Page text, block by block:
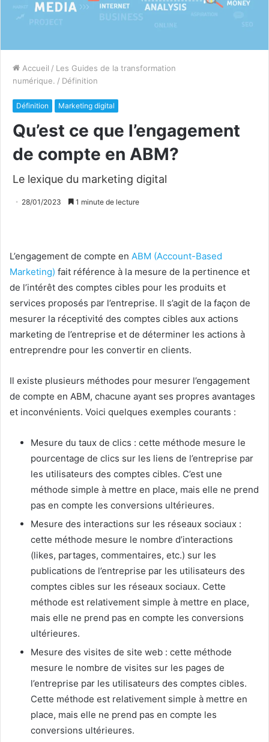
Accueil / Les Guides de la transformation
numérique. / Définition
Définition Marketing digital
Qu’est ce que l’engagement
de compte en ABM?
Le lexique du marketing digital
28/01/2023 1 minute de lecture
L’engagement de compte en ABM (Account-Based
Marketing) fait référence à la mesure de la pertinence et
de l’intérêt des comptes cibles pour les produits et
services proposés par l’entreprise. Il s’agit de la façon de
mesurer la réceptivité des comptes cibles aux actions
marketing de l’entreprise et de déterminer les actions à
entreprendre pour les convertir en clients.
Il existe plusieurs méthodes pour mesurer l’engagement
de compte en ABM, chacune ayant ses propres avantages
et inconvénients. Voici quelques exemples courants :
Mesure du taux de clics : cette méthode mesure le
pourcentage de clics sur les liens de l’entreprise par
les utilisateurs des comptes cibles. C’est une
méthode simple à mettre en place, mais elle ne prend
pas en compte les conversions ultérieures.
Mesure des interactions sur les réseaux sociaux :
cette méthode mesure le nombre d’interactions
(likes, partages, commentaires, etc.) sur les
publications de l’entreprise par les utilisateurs des
comptes cibles sur les réseaux sociaux. Cette
méthode est relativement simple à mettre en place,
mais elle ne prend pas en compte les conversions
ultérieures.
Mesure des visites de site web : cette méthode
mesure le nombre de visites sur les pages de
l’entreprise par les utilisateurs des comptes cibles.
Cette méthode est relativement simple à mettre en
place, mais elle ne prend pas en compte les
conversions ultérieures.